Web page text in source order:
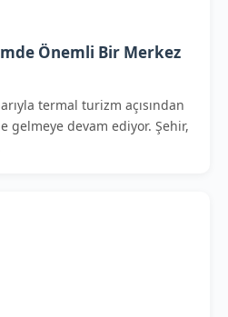
Önemli Bir Merkez
termal turizm açısından
gelmeye devam ediyor. Şehir,